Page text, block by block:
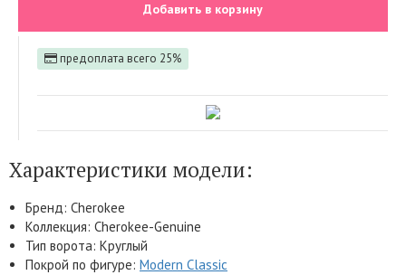
Добавить в корзину
предоплата всего 25%
Характеристики модели:
Бренд: Cherokee
Коллекция: Cherokee-Genuine
Тип ворота: Круглый
Покрой по фигуре: Modern Classic